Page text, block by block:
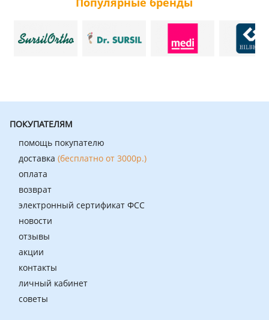
ПОКУПАТЕЛЯМ
помощь покупателю
доставка (бесплатно от 3000р.)
оплата
возврат
электронный сертификат ФСС
новости
отзывы
акции
контакты
личный кабинет
советы